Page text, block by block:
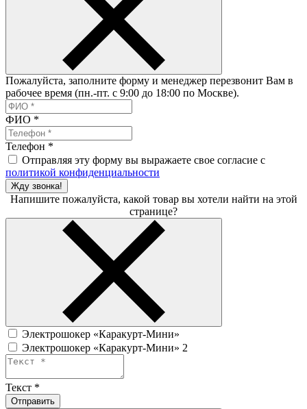
Пожалуйста, заполните форму и менеджер перезвонит Вам в
рабочее время (пн.-пт. с 9:00 до 18:00 по Москве).
ФИО *
Телефон *
Отправляя эту форму вы выражаете свое согласие с
политикой конфиденциальности
Жду звонка!
Напишите пожалуйста, какой товар вы хотели найти на этой
странице?
Электрошокер «Каракурт-Мини»
Электрошокер «Каракурт-Мини» 2
Текст *
Отправить